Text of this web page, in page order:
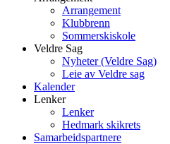
Arrangement
Klubbrenn
Sommerskiskole
Veldre Sag
Nyheter (Veldre Sag)
Leie av Veldre sag
Kalender
Lenker
Lenker
Hedmark skikrets
Samarbeidspartnere